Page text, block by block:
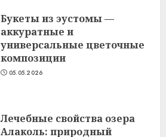
Букеты из эустомы —
аккуратные и
универсальные цветочные
композиции
05.05.2026
Лечебные свойства озера
Алаколь: природный